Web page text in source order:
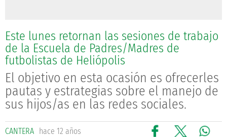
Este lunes retornan las sesiones de trabajo
de la Escuela de Padres/Madres de
futbolistas de Heliópolis
El objetivo en esta ocasión es ofrecerles
pautas y estrategias sobre el manejo de
sus hijos/as en las redes sociales.
CANTERA hace 12 años